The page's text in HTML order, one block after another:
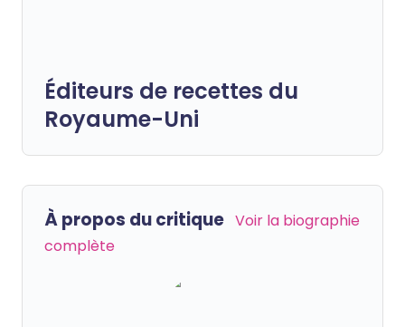
Éditeurs de recettes du
Royaume-Uni
À propos du critique Voir la biographie
complète